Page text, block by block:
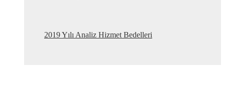
2019 Yılı Analiz Hizmet Bedelleri